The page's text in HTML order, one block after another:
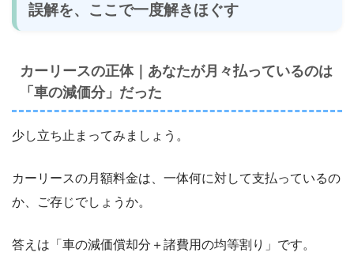
誤解を、ここで一度解きほぐす
カーリースの正体｜あなたが月々払っているのは
「車の減価分」だった
少し立ち止まってみましょう。
カーリースの月額料金は、一体何に対して支払っているの
か、ご存じでしょうか。
答えは「車の減価償却分＋諸費用の均等割り」です。